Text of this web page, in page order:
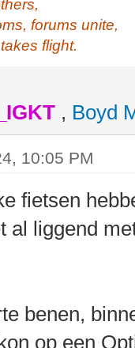
forums unite,
flight.
, Boyd
10:05 PM
fietsen
al liggend
benen,
op een